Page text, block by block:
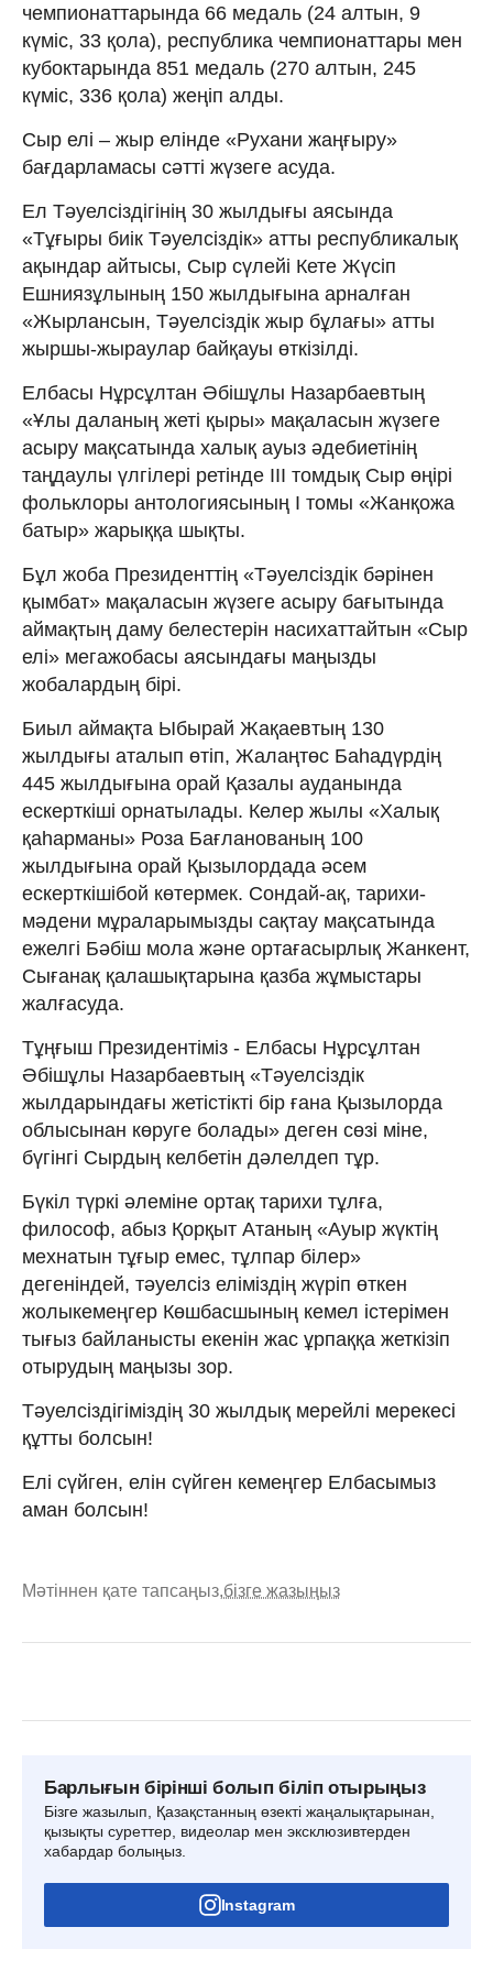
чемпионаттарында 66 медаль (24 алтын, 9
күміс, 33 қола), республика чемпионаттары мен
кубоктарында 851 медаль (270 алтын, 245
күміс, 336 қола) жеңіп алды.
Сыр елі – жыр елінде «Рухани жаңғыру»
бағдарламасы сәтті жүзеге асуда.
Ел Тәуелсіздігінің 30 жылдығы аясында
«Тұғыры биік Тәуелсіздік» атты республикалық
ақындар айтысы, Сыр сүлейі Кете Жүсіп
Ешниязұлының 150 жылдығына арналған
«Жырлансын, Тәуелсіздік жыр бұлағы» атты
жыршы-жыраулар байқауы өткізілді.
Елбасы Нұрсұлтан Әбішұлы Назарбаевтың
«Ұлы даланың жеті қыры» мақаласын жүзеге
асыру мақсатында халық ауыз әдебиетінің
таңдаулы үлгілері ретінде ІІІ томдық Сыр өңірі
фольклоры антологиясының І томы «Жанқожа
батыр» жарыққа шықты.
Бұл жоба Президенттің «Тәуелсіздік бәрінен
қымбат» мақаласын жүзеге асыру бағытында
аймақтың даму белестерін насихаттайтын «Сыр
елі» мегажобасы аясындағы маңызды
жобалардың бірі.
Биыл аймақта Ыбырай Жақаевтың 130
жылдығы аталып өтіп, Жалаңтөс Баһадүрдің
445 жылдығына орай Қазалы ауданында
ескерткіші орнатылады. Келер жылы «Халық
қаhарманы» Роза Бағланованың 100
жылдығына орай Қызылордада әсем
ескерткішібой көтермек. Сондай-ақ, тарихи-
мәдени мұраларымызды сақтау мақсатында
ежелгі Бәбіш мола және ортағасырлық Жанкент,
Сығанақ қалашықтарына қазба жұмыстары
жалғасуда.
Тұңғыш Президентіміз - Елбасы Нұрсұлтан
Әбішұлы Назарбаевтың «Тәуелсіздік
жылдарындағы жетістікті бір ғана Қызылорда
облысынан көруге болады» деген сөзі міне,
бүгінгі Сырдың келбетін дәлелдеп тұр.
Бүкіл түркі әлеміне ортақ тарихи тұлға,
философ, абыз Қорқыт Атаның «Ауыр жүктің
мехнатын тұғыр емес, тұлпар білер»
дегеніндей, тәуелсіз еліміздің жүріп өткен
жолыкемеңгер Көшбасшының кемел істерімен
тығыз байланысты екенін жас ұрпаққа жеткізіп
отырудың маңызы зор.
Тәуелсіздігіміздің 30 жылдық мерейлі мерекесі
құтты болсын!
Елі сүйген, елін сүйген кемеңгер Елбасымыз
аман болсын!
Мәтіннен қате тапсаңыз,бізге жазыңыз
Барлығын бірінші болып біліп отырыңыз
Бізге жазылып, Қазақстанның өзекті жаңалықтарынан,
қызықты суреттер, видеолар мен эксклюзивтерден
хабардар болыңыз.
Instagram